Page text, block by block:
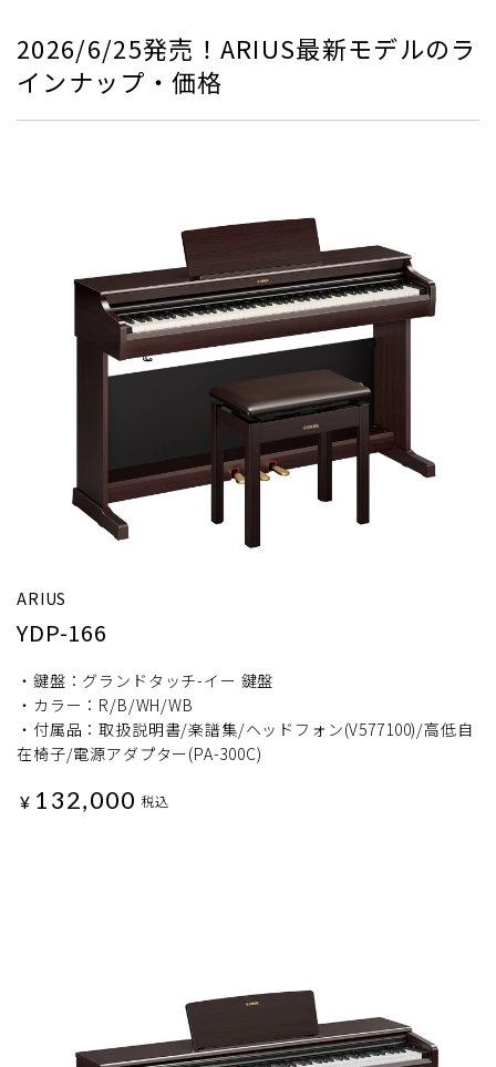
2026/6/25発売！ARIUS最新モデルのラ
インナップ・価格
ARIUS
YDP-166
・鍵盤：グランドタッチ-イー 鍵盤
・カラー：R/B/WH/WB
・付属品：取扱説明書/楽譜集/ヘッドフォン(V577100)/高低自
在椅子/電源アダプター(PA-300C)
¥ 132,000 税込